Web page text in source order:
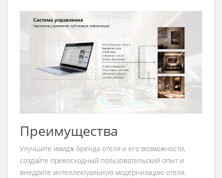
Преимущества
Улучшите имидж бренда отеля и его возможности,
создайте превосходный пользовательский опыт и
внедрите интеллектуальную модернизацию отеля.